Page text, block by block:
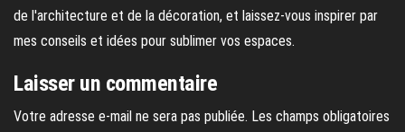
de l'architecture et de la décoration, et laissez-vous inspirer par
mes conseils et idées pour sublimer vos espaces.
Laisser un commentaire
Votre adresse e-mail ne sera pas publiée. Les champs obligatoires